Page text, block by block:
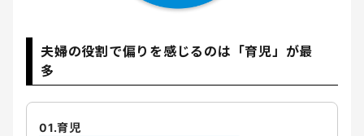
夫婦の役割で偏りを感じるのは「育児」が最
多
01.育児